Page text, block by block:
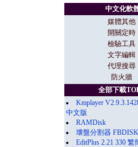
中文化軟
媒體其他
開關定時
檢驗工具
文字編輯
代理搜尋
防火牆
全部下載
Kmplayer
中文版
RAMDisk
壞盤分割器
EditPlus 2.21 330 繁